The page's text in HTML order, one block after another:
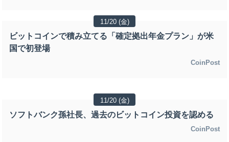
11/20 (金)
ビットコインで積み立てる「確定拠出年金プラン」が米
国で初登場
CoinPost
11/20 (金)
ソフトバンク孫社長、過去のビットコイン投資を認める
CoinPost